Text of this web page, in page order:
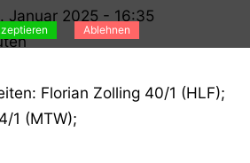
Januar 2025 - 16:35
Florian Zolling 40/1 (HLF);
1 (MTW);
Ablehnen